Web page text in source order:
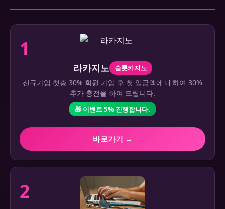
1
라카지노 슬롯카지노
신규가입 첫충 30% 회원 가입 후 첫 입금액에 대하여 30%
추가 충전을 하여 드립니다.
🎁 이벤트 5% 진행합니다.
바로가기 →
2